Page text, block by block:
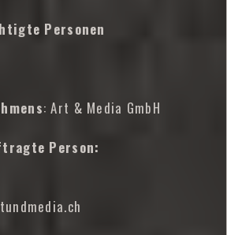
Personen
: Art & Media GmbH
Person: